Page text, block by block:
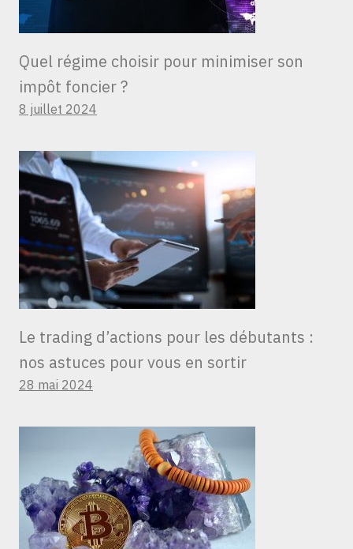
Quel régime choisir pour minimiser son
impôt foncier ?
8 juillet 2024
Le trading d’actions pour les débutants :
nos astuces pour vous en sortir
28 mai 2024